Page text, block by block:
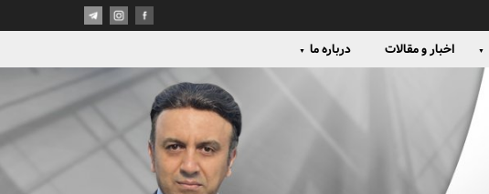
▼ اخبار و مقالات درباره ما ▼